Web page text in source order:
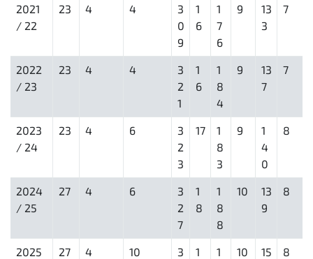
2021
/ 22
23 4 4
3
0
9
1
6
1
7
6
9
13
3
7
2022
/ 23
23 4 4
3
2
1
1
6
1
8
4
9
13
7
7
2023
/ 24
23 4 6
3
2
3
17
1
8
3
9
1
4
0
8
2024
/ 25
27 4 6
3
2
7
1
8
1
8
8
10
13
9
8
2025
27 4 10
3
1
1
10
15
8